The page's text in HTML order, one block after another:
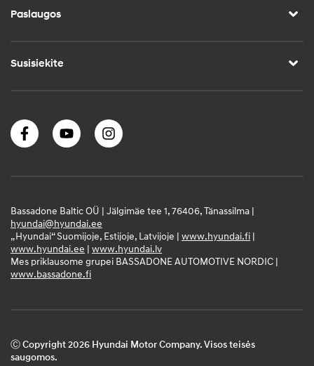
Paslaugos
Susisiekite
Bassadone Baltic OÜ | Jälgimäe tee 1, 76406, Tänassilma |
hyundai@hyundai.ee
„Hyundai“ Suomijoje, Estijoje, Latvijoje | www.hyundai.fi |
www.hyundai.ee | www.hyundai.lv
Mes priklausome grupei BASSADONE AUTOMOTIVE NORDIC |
www.bassadone.fi
Ⓒ Copyright 2026 Hyundai Motor Company. Visos teisės
saugomos.